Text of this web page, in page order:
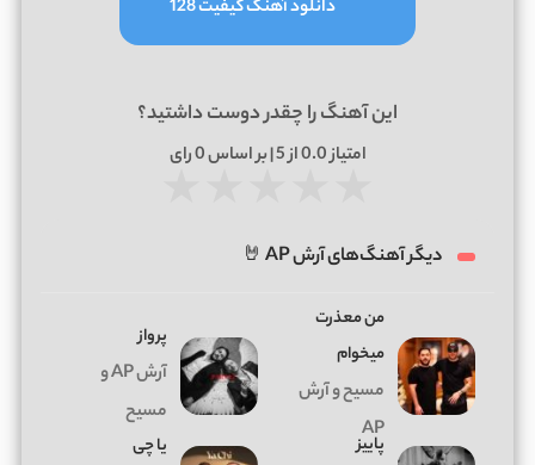
دانلود آهنگ کیفیت 128
این آهنگ را چقدر دوست داشتید؟
امتیاز0.0از 5 | بر اساس 0رای
دیگر آهنگ‌های آرش AP 🤘
من معذرت
میخوام
مسیح و آرش
AP
پرواز
آرش AP و
مسیح
پاییز
یا چی